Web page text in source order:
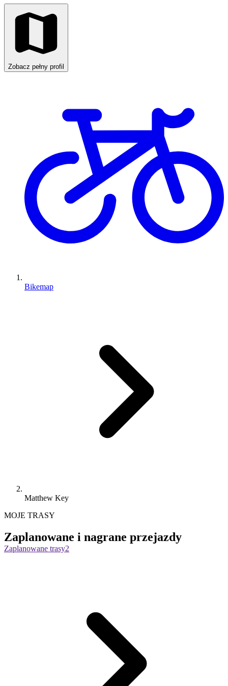
Zobacz pełny profil
Bikemap
Matthew Key
MOJE TRASY
Zaplanowane i nagrane przejazdy
Zaplanowane trasy2